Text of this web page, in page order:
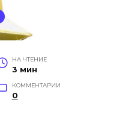
НА ЧТЕНИЕ
3 мин
КОММЕНТАРИИ
0